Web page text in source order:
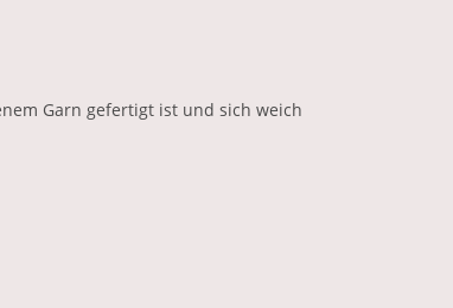
Garn gefertigt ist und sich weich